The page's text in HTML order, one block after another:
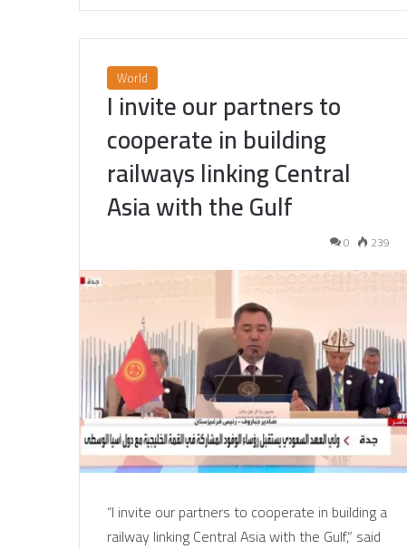
World
I invite our partners to
cooperate in building
railways linking Central
Asia with the Gulf
0 239
“I invite our partners to cooperate in building a
railway linking Central Asia with the Gulf,” said